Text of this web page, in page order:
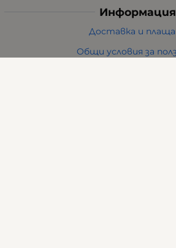
Информация
Доставка и
Общи условия за